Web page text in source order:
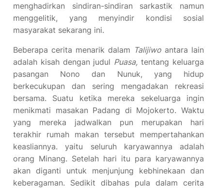
menghadirkan sindiran-sindiran sarkastik namun
menggelitik, yang menyindir kondisi sosial
masyarakat sekarang ini.
Beberapa cerita menarik dalam Talijiwo antara lain
adalah kisah dengan judul Puasa, tentang keluarga
pasangan Nono dan Nunuk, yang hidup
berkecukupan dan sering mengadakan rekreasi
bersama. Suatu ketika mereka sekeluarga ingin
menikmati masakan Padang di Mojokerto. Waktu
yang mereka jadwalkan pun merupakan hari
terakhir rumah makan tersebut mempertahankan
keasliannya. yaitu seluruh karyawannya adalah
orang Minang. Setelah hari itu para karyawannya
akan diganti untuk menjunjung kebhinekaan dan
keberagaman. Sedikit dibahas pula dalam cerita